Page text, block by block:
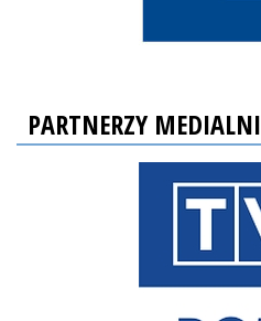
PARTNERZY MEDIALNI